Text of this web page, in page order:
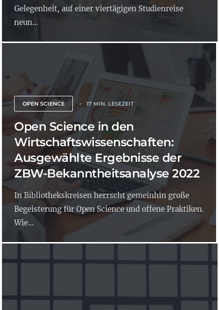
Gelegenheit, auf einer viertägigen Studienreise
neun...
OPEN SCIENCE 17 MIN. LESEZEIT
Open Science in den
Wirtschaftswissenschaften:
Ausgewählte Ergebnisse der
ZBW-Bekanntheitsanalyse 2022
In Bibliothekskreisen herrscht gemeinhin große
Begeisterung für Open Science und offene Praktiken.
Wie...